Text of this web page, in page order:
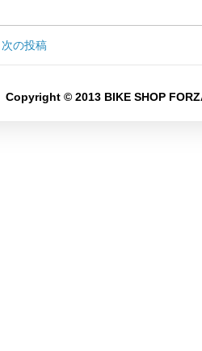
次の投稿
Copyright © 2013 BIKE SHOP